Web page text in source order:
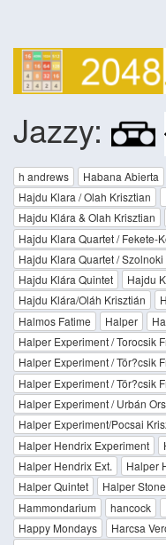
Jazzy:
h andrews Habana Abierta
Hajdu Klara / Olah Krisztian
Hajdu Klára & Olah Krisztian
Hajdu Klara Quartet / Fekete-
Hajdu Klara Quartet / Szolnoki
Hajdu Klára Quintet
Hajdu
Hajdu Klára/Oláh Krisztián
Halmos Fatime
Halper
Halper Experiment / Torocsik
Halper Experiment / Tör?csik
Halper Experiment / Tör?csik
Halper Experiment / Urbán
Halper Experiment/Pocsai
Halper Hendrix Experiment
Halper Hendrix Ext.
Halper
Halper Quintet
Halper Stone
Hammondarium
hancock
Happy Mondays
Harcsa